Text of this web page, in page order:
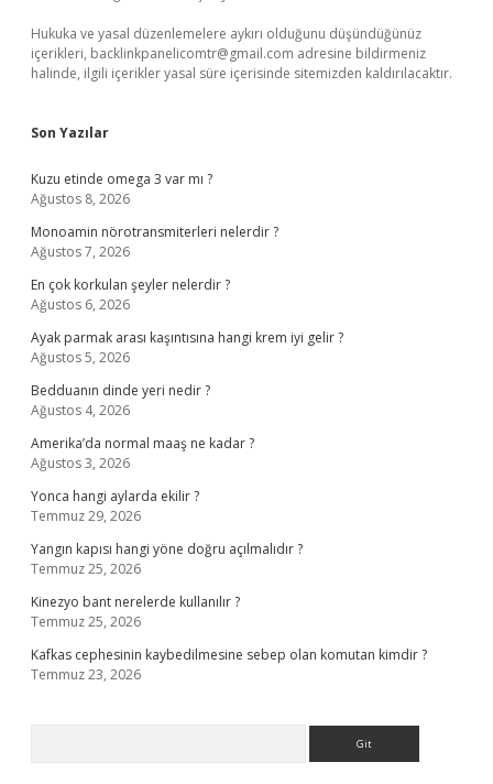
Hukuka ve yasal düzenlemelere aykırı olduğunu düşündüğünüz
içerikleri, backlinkpanelicomtr@gmail.com adresine bildirmeniz
halinde, ilgili içerikler yasal süre içerisinde sitemizden kaldırılacaktır.
Son Yazılar
Kuzu etinde omega 3 var mı ?
Ağustos 8, 2026
Monoamin nörotransmiterleri nelerdir ?
Ağustos 7, 2026
En çok korkulan şeyler nelerdir ?
Ağustos 6, 2026
Ayak parmak arası kaşıntısına hangi krem iyi gelir ?
Ağustos 5, 2026
Bedduanın dinde yeri nedir ?
Ağustos 4, 2026
Amerika’da normal maaş ne kadar ?
Ağustos 3, 2026
Yonca hangi aylarda ekilir ?
Temmuz 29, 2026
Yangın kapısı hangi yöne doğru açılmalıdır ?
Temmuz 25, 2026
Kinezyo bant nerelerde kullanılır ?
Temmuz 25, 2026
Kafkas cephesinin kaybedilmesine sebep olan komutan kimdir ?
Temmuz 23, 2026